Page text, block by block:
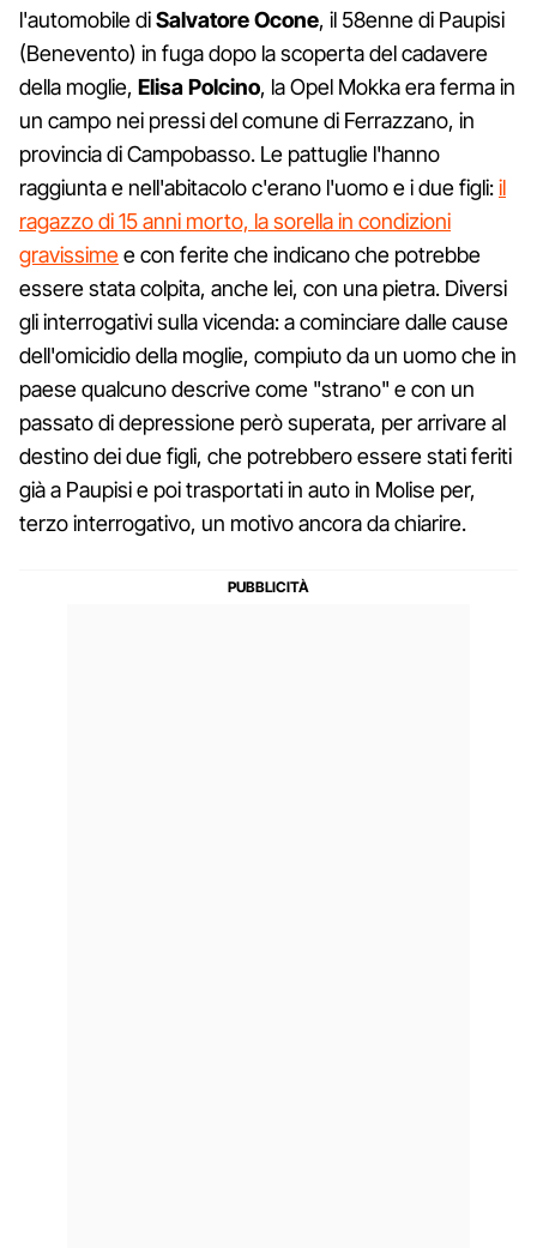
l'automobile diSalvatore Ocone, il 58enne di Paupisi
(Benevento) in fuga dopo la scoperta del cadavere
della moglie, Elisa Polcino, la Opel Mokka era ferma in
un campo nei pressi del comune di Ferrazzano, in
provincia di Campobasso. Le pattuglie l'hanno
raggiunta e nell'abitacolo c'erano l'uomo e i due figli:il
ragazzo di 15 anni morto, la sorella in condizioni
gravissimee con ferite che indicano che potrebbe
essere stata colpita, anche lei, con una pietra. Diversi
gli interrogativi sulla vicenda: a cominciare dalle cause
dell'omicidio della moglie, compiuto da un uomo che in
paese qualcuno descrive come "strano" e con un
passato di depressione però superata, per arrivare al
destino dei due figli, che potrebbero essere stati feriti
già a Paupisi e poi trasportati in auto in Molise per,
terzo interrogativo, un motivo ancora da chiarire.